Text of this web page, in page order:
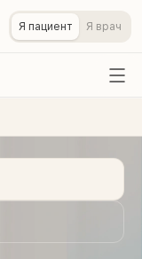
Я пациент Я врач